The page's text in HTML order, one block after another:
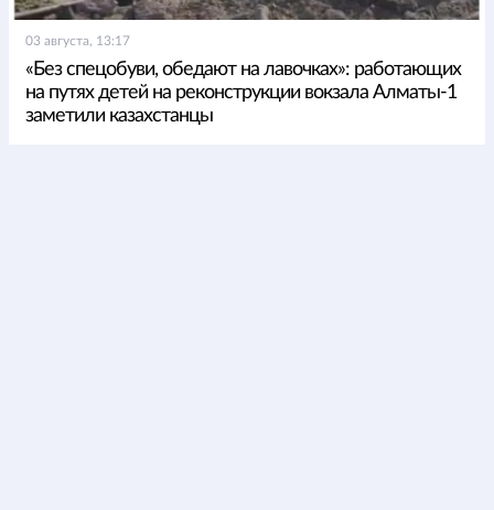
03 августа, 13:17
«Без спецобуви, обедают на лавочках»: работающих
на путях детей на реконструкции вокзала Алматы-1
заметили казахстанцы